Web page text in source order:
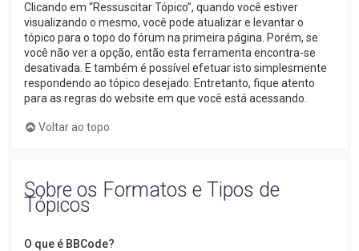
Clicando em “Ressuscitar Tópico”, quando você estiver
visualizando o mesmo, você pode atualizar e levantar o
tópico para o topo do fórum na primeira página. Porém, se
você não ver a opção, então esta ferramenta encontra-se
desativada. E também é possível efetuar isto simplesmente
respondendo ao tópico desejado. Entretanto, fique atento
para as regras do website em que você está acessando.
Voltar ao topo
Sobre os Formatos e Tipos de
Tópicos
O que é BBCode?